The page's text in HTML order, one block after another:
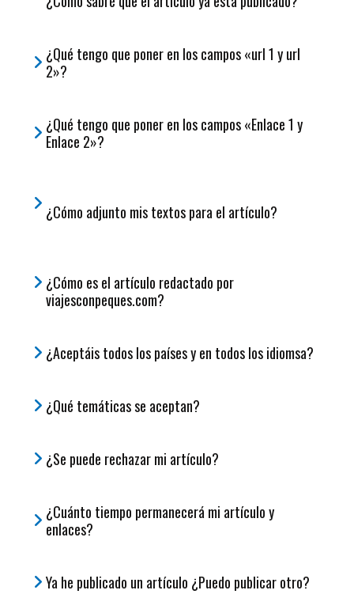
¿Qué tengo que poner en los campos «url 1 y url
2»?
¿Qué tengo que poner en los campos «Enlace 1 y
Enlace 2»?
¿Cómo adjunto mis textos para el artículo?
¿Cómo es el artículo redactado por
viajesconpeques.com?
¿Aceptáis todos los países y en todos los idiomsa?
¿Qué temáticas se aceptan?
¿Se puede rechazar mi artículo?
¿Cuánto tiempo permanecerá mi artículo y
enlaces?
Ya he publicado un artículo ¿Puedo publicar otro?
f
o